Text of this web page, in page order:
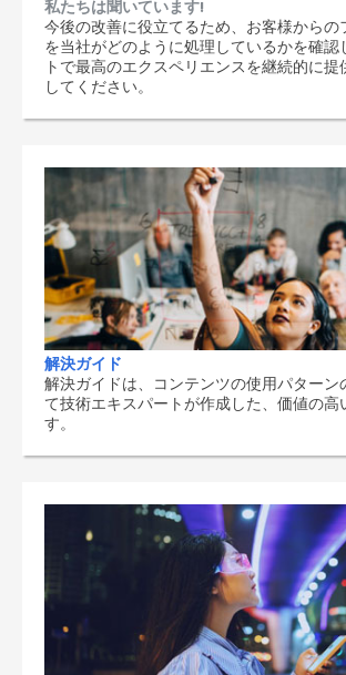
私たちは聞いています!
今後の改善に役立てるため、お客様からの
を当社がどのように処理しているかを確認
トで最高のエクスペリエンスを継続的に提
してください。
解決ガイド
解決ガイドは、コンテンツの使用パターン
て技術エキスパートが作成した、価値の高
す。